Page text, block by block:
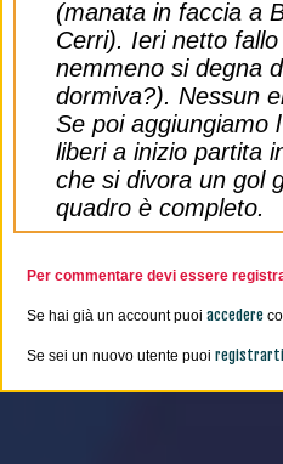
(manata in faccia a
Cerri). Ieri netto
nemmeno si degna
dormiva?). Nessun
Se poi aggiungiamo
liberi a inizio partita
che si divora un gol
quadro è completo.
Per commentare devi essere
Se hai già un account puoi accedere
Se sei un nuovo utente puoi registrarti